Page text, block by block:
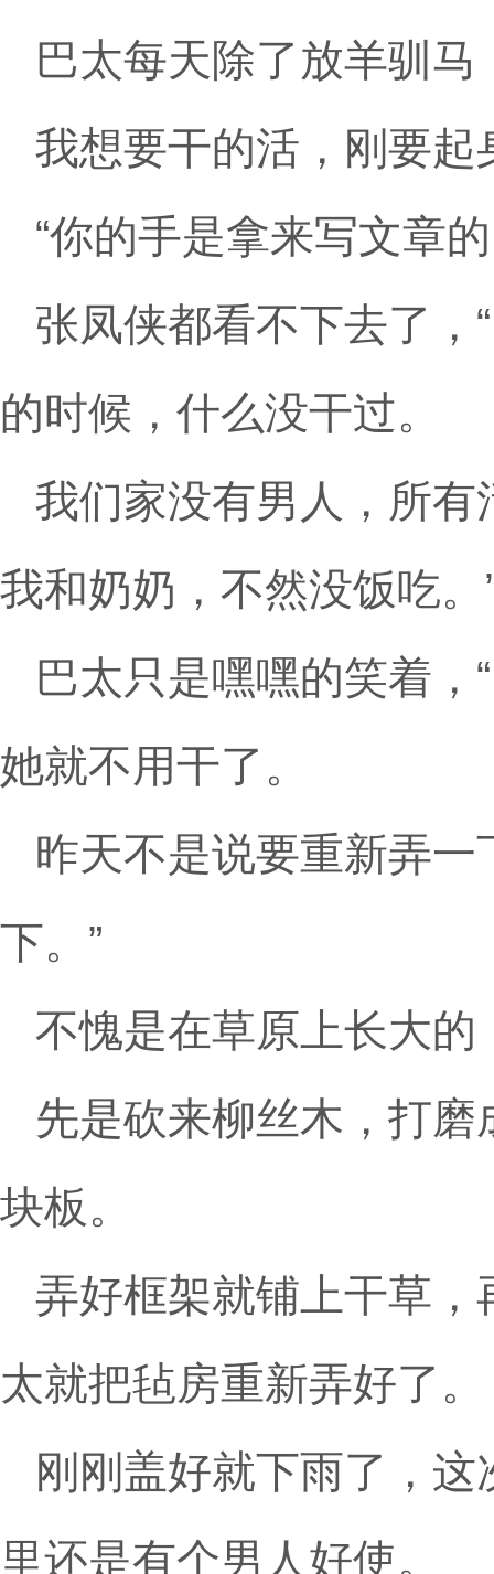
巴太每天除了放羊驯
我想要干的活，刚要
“你的手是拿来写文章
张凤侠都看不下去了，
的时候，什么没干过。
我们家没有男人，所
我和奶奶，不然没饭吃。
巴太只是嘿嘿的笑着
她就不用干了。
昨天不是说要重新弄
下。”
不愧是在草原上长大
先是砍来柳丝木，打
块板。
弄好框架就铺上干草
太就把毡房重新弄好了。
刚刚盖好就下雨了，
里还是有个男人好使。